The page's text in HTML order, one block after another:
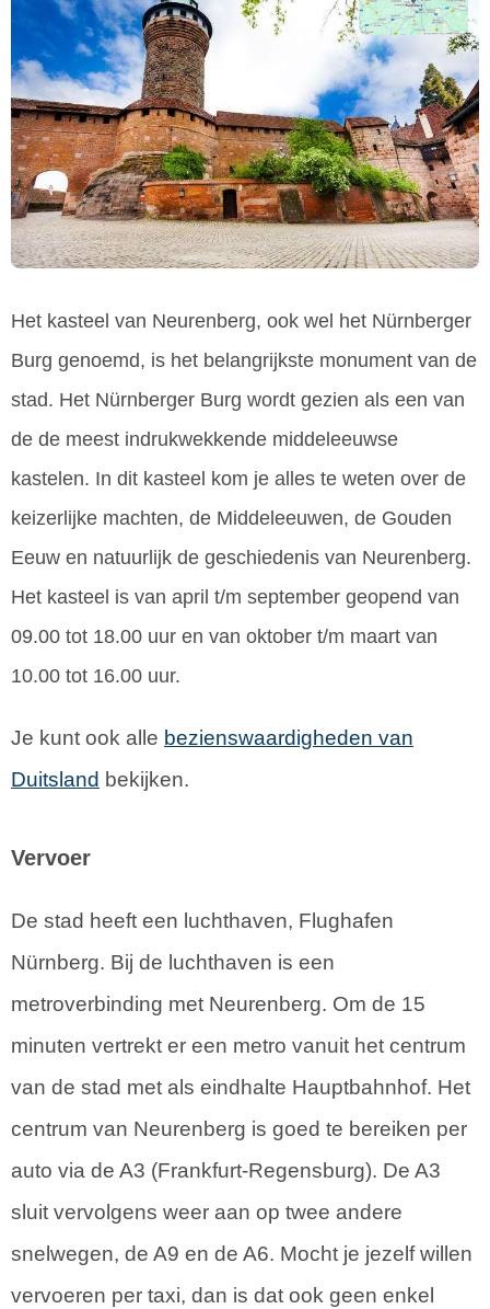
Het kasteel van Neurenberg, ook wel het Nürnberger
Burg genoemd, is het belangrijkste monument van de
stad. Het Nürnberger Burg wordt gezien als een van
de de meest indrukwekkende middeleeuwse
kastelen. In dit kasteel kom je alles te weten over de
keizerlijke machten, de Middeleeuwen, de Gouden
Eeuw en natuurlijk de geschiedenis van Neurenberg.
Het kasteel is van april t/m september geopend van
09.00 tot 18.00 uur en van oktober t/m maart van
10.00 tot 16.00 uur.
Je kunt ook alle bezienswaardigheden van
Duitsland bekijken.
Vervoer
De stad heeft een luchthaven, Flughafen
Nürnberg. Bij de luchthaven is een
metroverbinding met Neurenberg. Om de 15
minuten vertrekt er een metro vanuit het centrum
van de stad met als eindhalte Hauptbahnhof. Het
centrum van Neurenberg is goed te bereiken per
auto via de A3 (Frankfurt-Regensburg). De A3
sluit vervolgens weer aan op twee andere
snelwegen, de A9 en de A6. Mocht je jezelf willen
vervoeren per taxi, dan is dat ook geen enkel